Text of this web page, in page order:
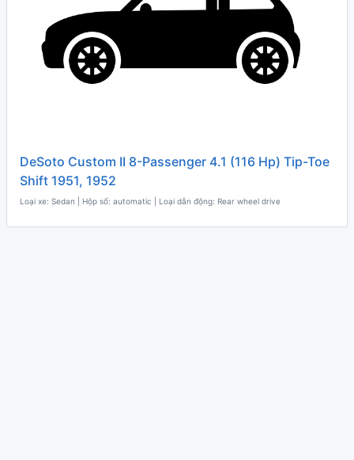
DeSoto Custom II 8-Passenger 4.1 (116 Hp) Tip-Toe
Shift 1951, 1952
Loại xe: Sedan | Hộp số: automatic | Loại dẫn động: Rear wheel drive